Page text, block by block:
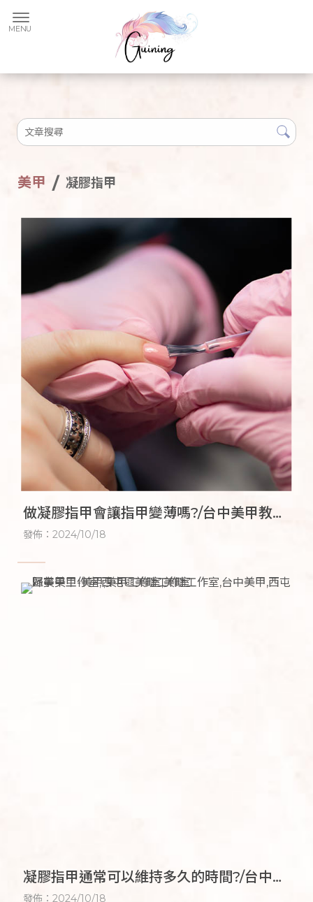
美甲 凝膠指甲
做凝膠指甲會讓指甲變薄嗎?/台中美甲教
學,逢甲美甲教學,台中美甲工作室,逢甲美甲
發佈：2024/10/18
凝膠指甲通常可以維持多久的時間?/台中凝
膠美甲,逢甲凝膠美甲,台中足部美甲,逢甲足
發佈：2024/10/18